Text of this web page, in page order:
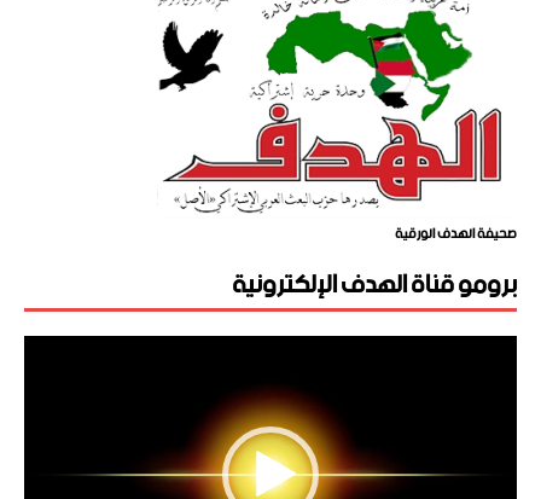
صحيفة الهدف الورقية
برومو قناة الهدف الإلكترونية
مشغل